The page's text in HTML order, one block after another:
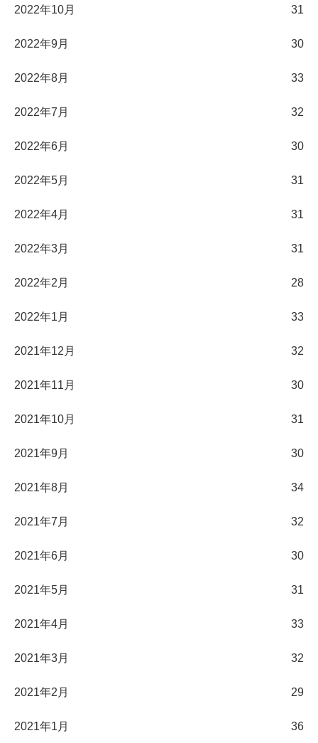
2022年10月 31
2022年9月 30
2022年8月 33
2022年7月 32
2022年6月 30
2022年5月 31
2022年4月 31
2022年3月 31
2022年2月 28
2022年1月 33
2021年12月 32
2021年11月 30
2021年10月 31
2021年9月 30
2021年8月 34
2021年7月 32
2021年6月 30
2021年5月 31
2021年4月 33
2021年3月 32
2021年2月 29
2021年1月 36